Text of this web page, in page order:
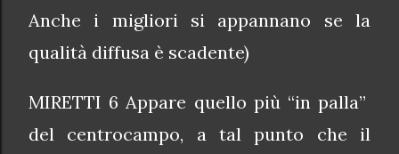
Anche i migliori si appannano se la
qualità diffusa è scadente)
MIRETTI 6 Appare quello più “in palla”
del centrocampo, a tal punto che il